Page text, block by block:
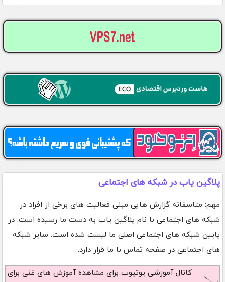
پلاگین یاب در شبکه های اجتماعی
مهم: متاسفانه گزارش هایی مبنی فعالیت های برخی از افراد در
شبکه های اجتماعی با نام پلاگین یاب به دست ما رسیده است. در
پایین شبکه های اجتماعی اصلی ما لیست شده است. سایر شبکه
های اجتماعی در صفحه تماس با ما قرار دارد.
کانال آموزشی یوتیوب برای مشاهده آموزش های غنی برای